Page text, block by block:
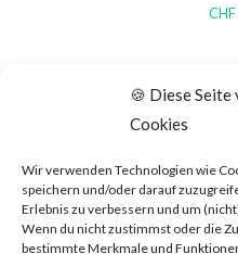
🍪 Diese
Cookies
Wir verwenden Technologien wie
speichern und/oder darauf
Erlebnis zu verbessern und um
Wenn du nicht zustimmst oder die
bestimmte Merkmale und
CHF